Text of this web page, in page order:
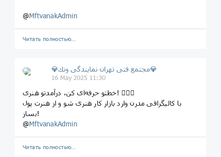
@MftvanakAdmin
Читать полностью…
💎مجتمع فنى تهران نمايندگى ونك💎
16 May 2025 11:30
خطتو حرفه‌ای کن، درآمدتو هنری! ✍🏻💵
با کالیگرافی مدرن وارد بازار کار هنری شو و از هنرت پول
بساز!
@MftvanakAdmin
Читать полностью…